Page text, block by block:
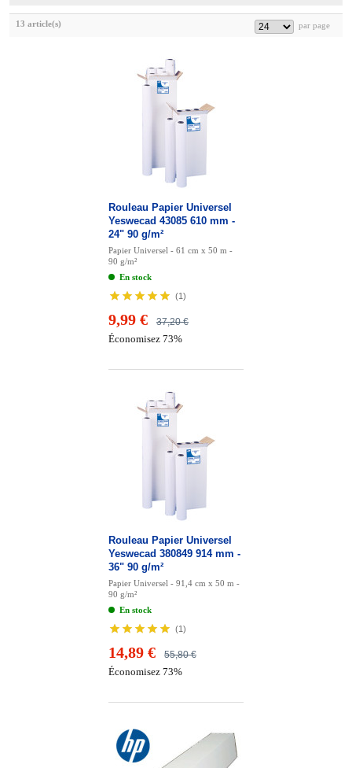
13 article(s)
Rouleau Papier Universel
Yeswecad 43085 610 mm -
24" 90 g/m²
Papier Universel - 61 cm x 50 m -
90 g/m²
En stock
(1)
37,20 €
9,99 €
Économisez 73%
Rouleau Papier Universel
Yeswecad 380849 914 mm -
36" 90 g/m²
Papier Universel - 91,4 cm x 50 m -
90 g/m²
En stock
(1)
55,80 €
14,89 €
Économisez 73%